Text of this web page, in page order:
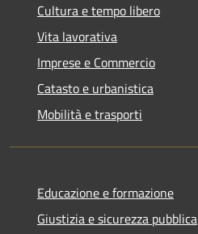
Cultura e tempo libero
Vita lavorativa
Imprese e Commercio
Catasto e urbanistica
Mobilità e trasporti
Educazione e formazione
Giustizia e sicurezza pubblica